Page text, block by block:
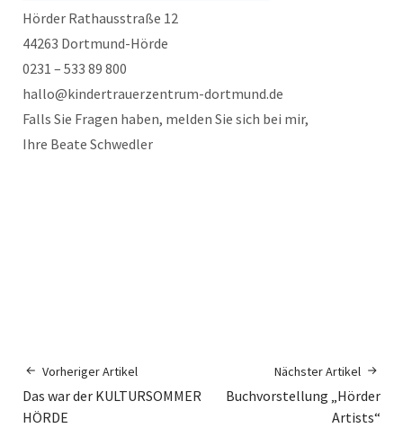
Hörder Rathausstraße 12
44263 Dortmund-Hörde
0231 – 533 89 800
hallo@kindertrauerzentrum-dortmund.de
Falls Sie Fragen haben, melden Sie sich bei mir,
Ihre Beate Schwedler
Vorheriger Artikel
Das war der KULTURSOMMER
HÖRDE
Nächster Artikel
Buchvorstellung „Hörder
Artists“